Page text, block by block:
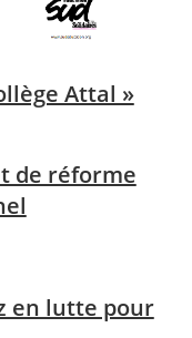
Attal »
de réforme
en lutte pour